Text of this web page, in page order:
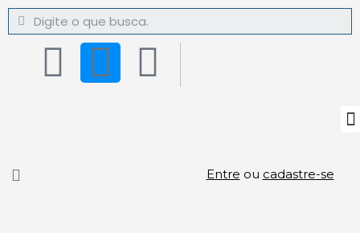
Entre ou cadastre-se